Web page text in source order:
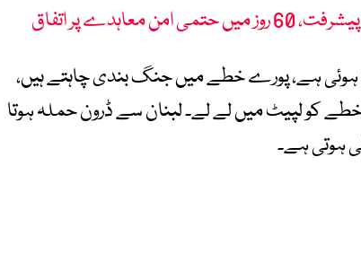
معاہدے پر اتفاق
ہوئی ہے، پورے خطے میں جنگ بندی چاہتے ہیں،
کو لپیٹ میں لے لے۔ لبنان سے ڈرون حملہ ہوتا
ہوتی ہے۔